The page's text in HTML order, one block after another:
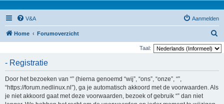
V&A Aanmelden
Home Forumoverzicht
o
Taal:
- Registratie
Door het bezoeken van “” (hierna genoemd “wij”, “ons”, “onze”, “”,
“https://forum.nedlinux.nl”), ga je automatisch akkoord met de voorwaarden. Als
je niet akkoord gaat met deze voorwaarden, bezoek of gebruik “” dan niet